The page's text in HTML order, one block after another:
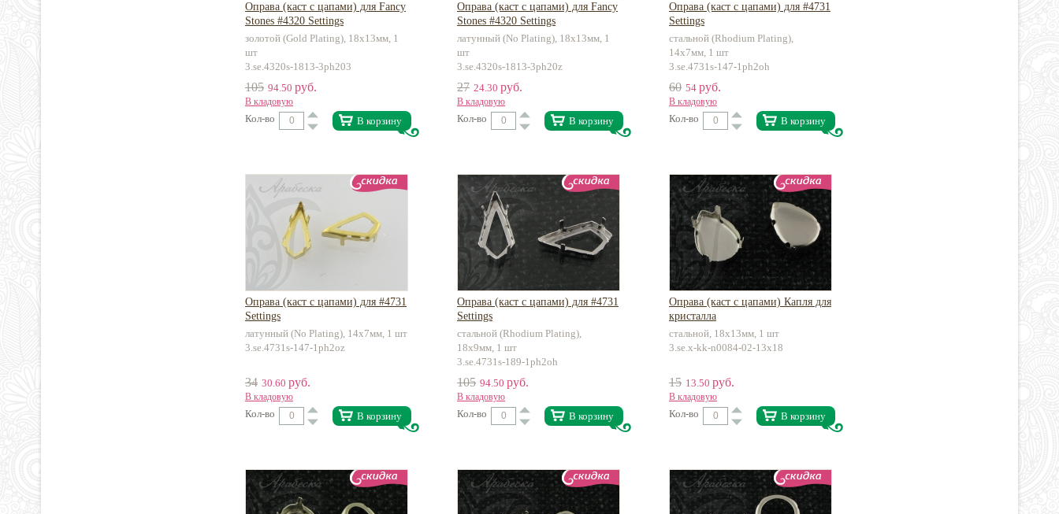
Оправа (каст с цапами) для Fancy
Stones #4320 Settings
золотой (Gold Plating), 18х13мм, 1
шт
3.se.4320s-1813-3ph203
105 94.50 руб.
В кладовую
Кол-во В корзину
Оправа (каст с цапами) для Fancy
Stones #4320 Settings
латунный (No Plating), 18х13мм, 1
шт
3.se.4320s-1813-3ph20z
27 24.30 руб.
В кладовую
Кол-во В корзину
Оправа (каст с цапами) для #4731
Settings
стальной (Rhodium Plating),
14х7мм, 1 шт
3.se.4731s-147-1ph2oh
60 54 руб.
В кладовую
Кол-во В корзину
Оправа (каст с цапами) для #4731
Settings
латунный (No Plating), 14х7мм, 1 шт
3.se.4731s-147-1ph2oz
34 30.60 руб.
В кладовую
Кол-во В корзину
Оправа (каст с цапами) для #4731
Settings
стальной (Rhodium Plating),
18х9мм, 1 шт
3.se.4731s-189-1ph2oh
105 94.50 руб.
В кладовую
Кол-во В корзину
Оправа (каст с цапами) Капля для
кристалла
стальной, 18х13мм, 1 шт
3.se.x-kk-n0084-02-13x18
15 13.50 руб.
В кладовую
Кол-во В корзину